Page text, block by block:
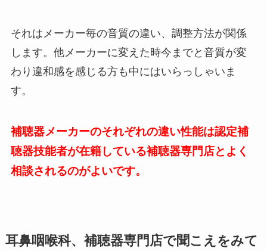
それはメーカー毎の音質の違い、調整方法が関係
します。他メーカーに変えた時今までと音質が変
わり違和感を感じる方も中にはいらっしゃいま
す。
補聴器メーカーのそれぞれの違い性能は認定補
聴器技能者が在籍している補聴器専門店とよく
相談されるのがよいです。
耳鼻咽喉科、補聴器専門店で聞こえをみて